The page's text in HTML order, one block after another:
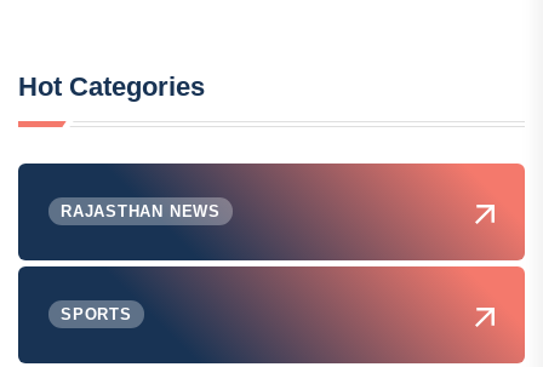
Hot Categories
RAJASTHAN NEWS
SPORTS